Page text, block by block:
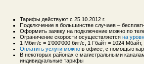
Тарифы действуют с 25.10.2012 г.
Подключение в большинстве случаев –
Оформить заявку на подключение можно по
Ограничение скорости осуществляется на
1 Мбит/с = 1'000'000 бит/с, 1 Гбайт = 1024
Оплатить услуги можно в офисе, с помощью
В некоторых районах с магистральными
индивидуальные тарифы